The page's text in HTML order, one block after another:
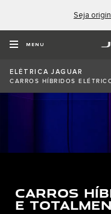
Seja
MENU
ELÉTRICA JAGUAR
CARROS HÍBRIDOS
CARROS
E